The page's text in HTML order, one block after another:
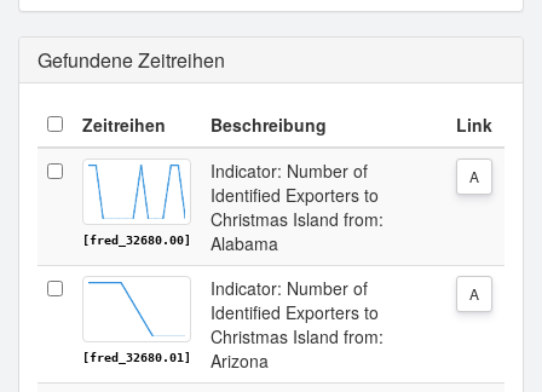
Gefundene Zeitreihen
Zeitreihen Beschreibung Link
[fred_32680.00]
Indicator: Number of
Identified Exporters to
Christmas Island from:
Alabama
A
[fred_32680.01]
Indicator: Number of
Identified Exporters to
Christmas Island from:
Arizona
A